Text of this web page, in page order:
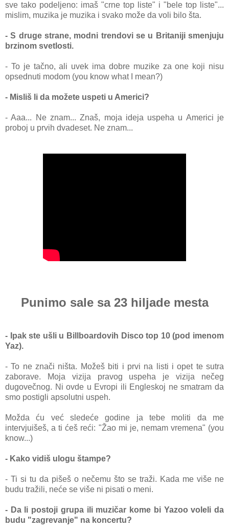
sve tako podeljeno: imaš "crne top liste" i "bele top liste"...
mislim, muzika je muzika i svako može da voli bilo šta.
- S druge strane, modni trendovi se u Britaniji smenjuju
brzinom svetlosti.
- To je tačno, ali uvek ima dobre muzike za one koji nisu
opsednuti modom (you know what I mean?)
- Misliš li da možete uspeti u Americi?
- Aaa... Ne znam... Znaš, moja ideja uspeha u Americi je
proboj u prvih dvadeset. Ne znam...
Punimo sale sa 23 hiljade mesta
- Ipak ste ušli u Billboardovih Disco top 10 (pod imenom
Yaz).
- To ne znači ništa. Možeš biti i prvi na listi i opet te sutra
zaborave. Moja vizija pravog uspeha je vizija nečeg
dugovečnog. Ni ovde u Evropi ili Engleskoj ne smatram da
smo postigli apsolutni uspeh.
Možda ću već sledeće godine ja tebe moliti da me
intervjuišeš, a ti ćeš reći: "Žao mi je, nemam vremena" (you
know...)
- Kako vidiš ulogu štampe?
- Ti si tu da pišeš o nečemu što se traži. Kada me više ne
budu tražili, neće se više ni pisati o meni.
- Da li postoji grupa ili muzičar kome bi Yazoo voleli da
budu "zagrevanje" na koncertu?